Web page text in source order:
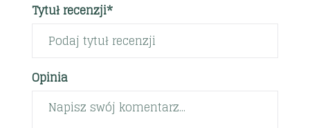
Tytuł recenzji*
Opinia